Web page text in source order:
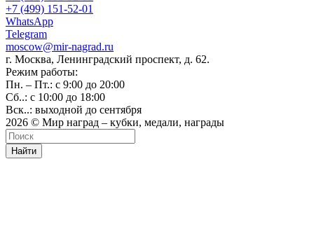
+7 (499) 151-52-01
WhatsApp
Telegram
moscow@mir-nagrad.ru
г. Москва, Ленинградский проспект, д. 62.
Режим работы:
Пн. – Пт.: с 9:00 до 20:00
Сб..: с 10:00 до 18:00
Вск..: выходной до сентября
2026 © Мир наград – кубки, медали, награды
Найти